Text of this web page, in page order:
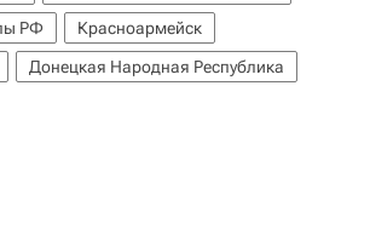
РФ
Красноармейск
Донецкая Народная Республика